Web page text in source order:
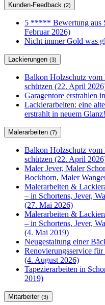
Kunden-Feedback (2)
5 ***** Bewertung aus
Februar 2026)
Nicht immer Gold was
Lackierungen (3)
Balkon Holzschutz vom
schützen (22. April
Garagentore erstrahlen
Lackierarbeiten: eine
erstrahlt in neuem
Malerarbeiten (7)
Balkon Holzschutz vom
schützen (22. April
Maler Jever, Maler
Bockhorn, Maler
Malerarbeiten &
– in Schortens, Jever,
(27. Mai 2026)
Malerarbeiten &
– in Schortens, Jever,
(4. Mai 2019)
Neugestaltung einer
Renovierungsservice
(4. August 2026)
Tapezierarbeiten in
2019)
Mitarbeiter (3)